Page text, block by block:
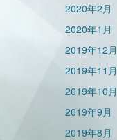
2020年2月
2020年1月
2019年12月
2019年11月
2019年10月
2019年9月
2019年8月